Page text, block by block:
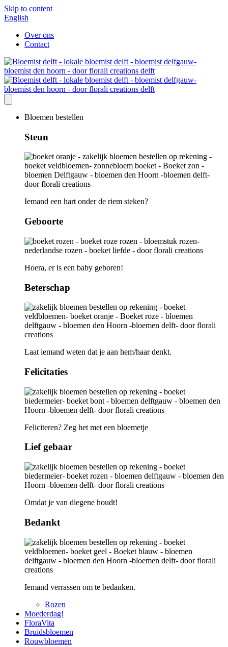
Skip to content
English
Over ons
Contact
Bloemen bestellen
Steun
Iemand een hart onder de riem steken?
Geboorte
Hoera, er is een baby geboren!
Beterschap
Laat iemand weten dat je aan hem/haar denkt.
Felicitaties
Feliciteren? Zeg het met een bloemetje
Lief gebaar
Omdat je van diegene houdt!
Bedankt
Iemand verrassen om te bedanken.
Rozen
Moederdag!
FloraVita
Bruidsbloemen
Rouwbloemen